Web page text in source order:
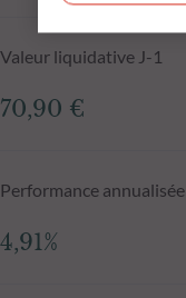
Valeur liquidative J-1
70,90 €
Performance
4,91%